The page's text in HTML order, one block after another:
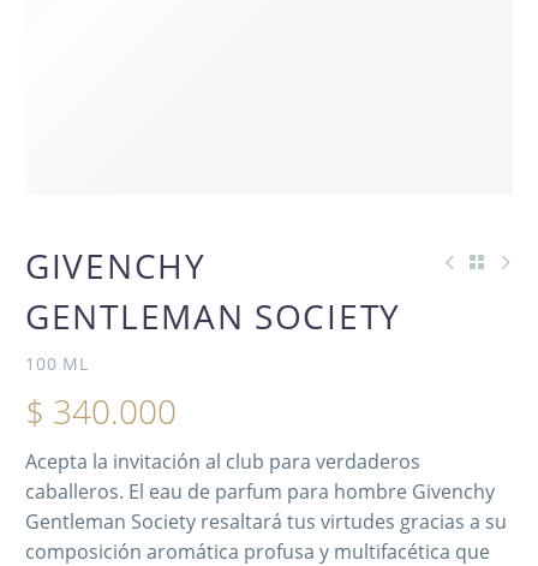
GIVENCHY
GENTLEMAN SOCIETY
100 ML
$ 340.000
Acepta la invitación al club para verdaderos
caballeros. El eau de parfum para hombre Givenchy
Gentleman Society resaltará tus virtudes gracias a su
composición aromática profusa y multifacética que